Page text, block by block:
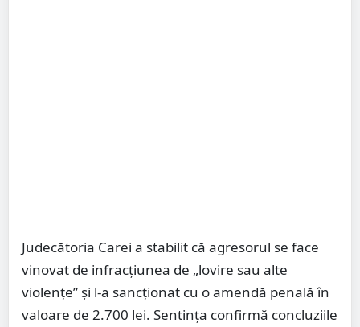
Judecătoria Carei a stabilit că agresorul se face
vinovat de infracțiunea de „lovire sau alte
violențe” și l-a sancționat cu o amendă penală în
valoare de 2.700 lei. Sentința confirmă concluziile